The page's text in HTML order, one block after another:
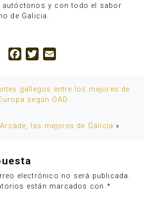
autóctonos y con todo el sabor
de Galicia.
Facebook
Twitter
gallegos entre los mejores de
según OAD
las mejores de Galicia »
electrónico no será publicada.
están marcados con *